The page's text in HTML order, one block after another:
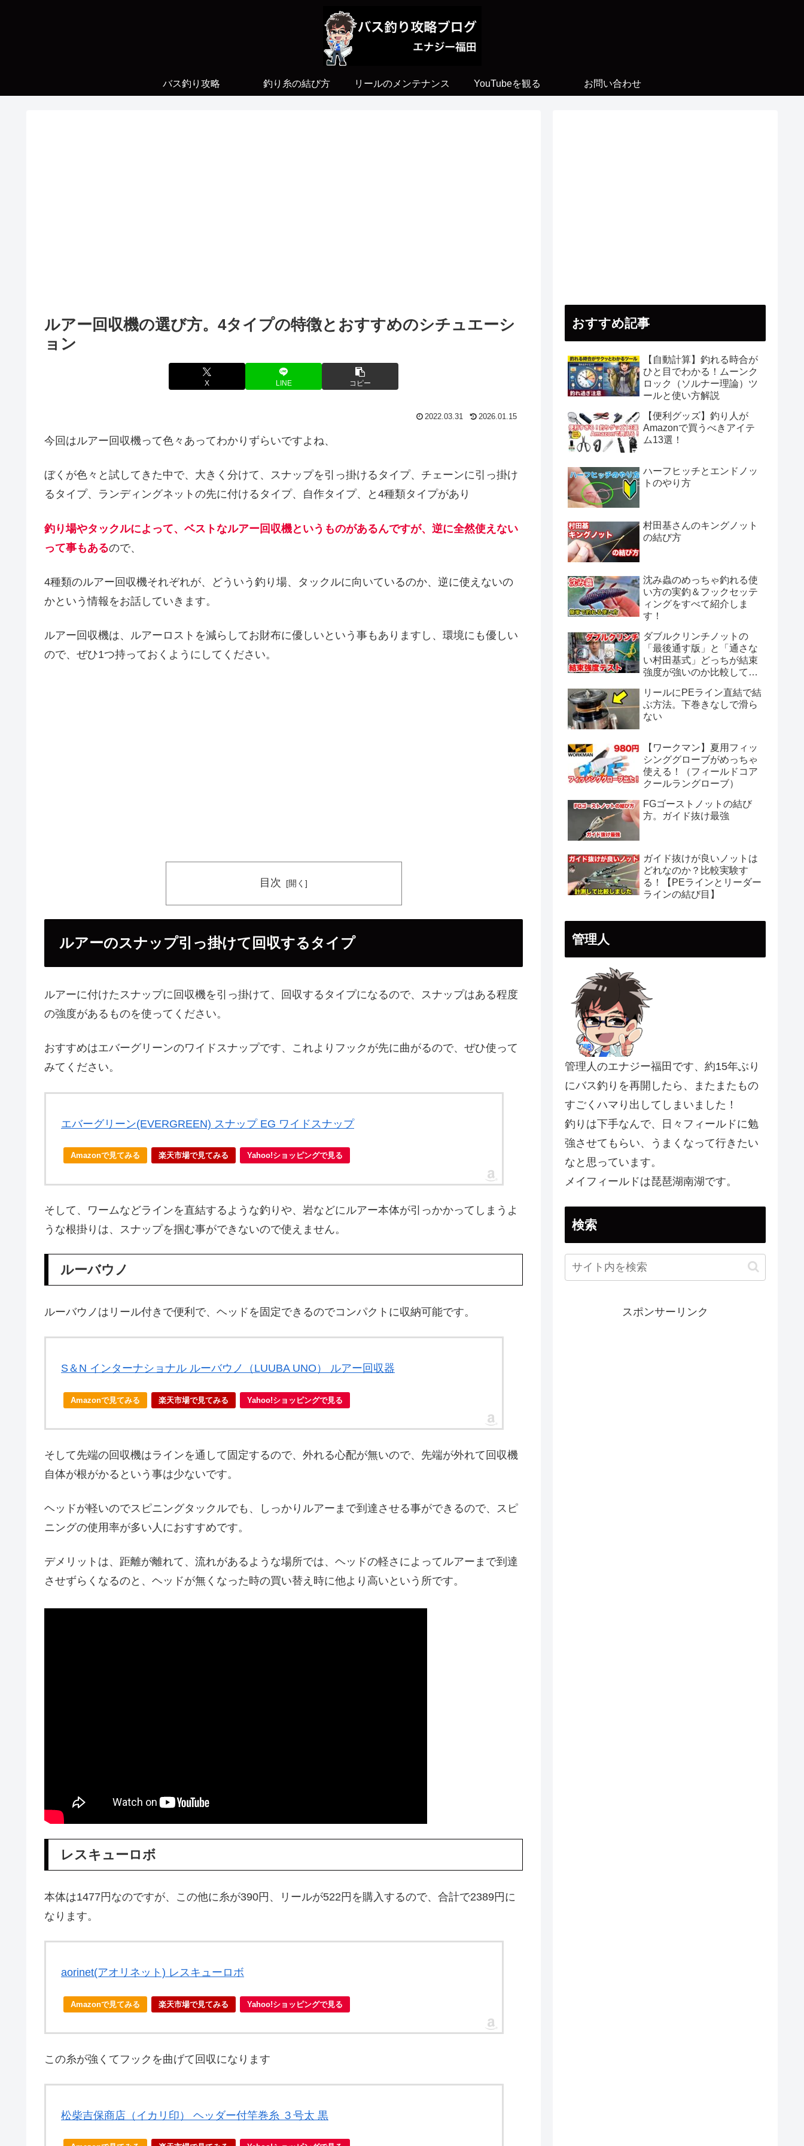
バス釣り攻略 釣り糸の結び方 リールのメンテナンス YouTubeを観る お問い合わせ
ルアー回収機の選び方。4タイプの特徴とおすすめのシチュエーシ
ョン
X LINE コピー
2022.03.31 2026.01.15
今回はルアー回収機って色々あってわかりずらいですよね、
ぼくが色々と試してきた中で、大きく分けて、スナップを引っ掛けるタイプ、チェーンに引っ掛け
るタイプ、ランディングネットの先に付けるタイプ、自作タイプ、と4種類タイプがあり
釣り場やタックルによって、ベストなルアー回収機というものがあるんですが、逆に全然使えない
って事もあるので、
4種類のルアー回収機それぞれが、どういう釣り場、タックルに向いているのか、逆に使えないの
かという情報をお話していきます。
ルアー回収機は、ルアーロストを減らしてお財布に優しいという事もありますし、環境にも優しい
ので、ぜひ1つ持っておくようにしてください。
目次
ルアーのスナップ引っ掛けて回収するタイプ
ルアーに付けたスナップに回収機を引っ掛けて、回収するタイプになるので、スナップはある程度
の強度があるものを使ってください。
おすすめはエバーグリーンのワイドスナップです、これよりフックが先に曲がるので、ぜひ使って
みてください。
エバーグリーン(EVERGREEN) スナップ EG ワイドスナップ
Amazonで見てみる 楽天市場で見てみる Yahoo!ショッピングで見る
そして、ワームなどラインを直結するような釣りや、岩などにルアー本体が引っかかってしまうよ
うな根掛りは、スナップを掴む事ができないので使えません。
ルーバウノ
ルーバウノはリール付きで便利で、ヘッドを固定できるのでコンパクトに収納可能です。
S＆N インターナショナル ルーバウノ（LUUBA UNO） ルアー回収器
Amazonで見てみる 楽天市場で見てみる Yahoo!ショッピングで見る
そして先端の回収機はラインを通して固定するので、外れる心配が無いので、先端が外れて回収機
自体が根がかるという事は少ないです。
ヘッドが軽いのでスピニングタックルでも、しっかりルアーまで到達させる事ができるので、スピ
ニングの使用率が多い人におすすめです。
デメリットは、距離が離れて、流れがあるような場所では、ヘッドの軽さによってルアーまで到達
させずらくなるのと、ヘッドが無くなった時の買い替え時に他より高いという所です。
レスキューロボ
本体は1477円なのですが、この他に糸が390円、リールが522円を購入するので、合計で2389円に
なります。
aorinet(アオリネット) レスキューロボ
Amazonで見てみる 楽天市場で見てみる Yahoo!ショッピングで見る
この糸が強くてフックを曲げて回収になります
松柴吉保商店（イカリ印） ヘッダー付竿巻糸 ３号太 黒
おすすめ記事
【自動計算】釣れる時合が
ひと目でわかる！ムーンク
ロック（ソルナー理論）ツ
ールと使い方解説
【便利グッズ】釣り人が
Amazonで買うべきアイテ
ム13選！
ハーフヒッチとエンドノッ
トのやり方
村田基さんのキングノット
の結び方
沈み蟲のめっちゃ釣れる使
い方の実釣＆フックセッテ
ィングをすべて紹介しま
す！
ダブルクリンチノットの
「最後通す版」と「通さな
い村田基式」どっちが結束
強度が強いのか比較してみ
リールにPEライン直結で結
ぶ方法。下巻きなしで滑ら
ない
【ワークマン】夏用フィッ
シンググローブがめっちゃ
使える！（フィールドコア
クールラングローブ）
FGゴーストノットの結び
方。ガイド抜け最強
ガイド抜けが良いノットは
どれなのか？比較実験す
る！【PEラインとリーダー
ラインの結び目】
管理人
管理人のエナジー福田です、約15年ぶり
にバス釣りを再開したら、またまたもの
すごくハマり出してしまいました！
釣りは下手なんで、日々フィールドに勉
強させてもらい、うまくなって行きたい
なと思っています。
メイフィールドは琵琶湖南湖です。
検索
スポンサーリンク